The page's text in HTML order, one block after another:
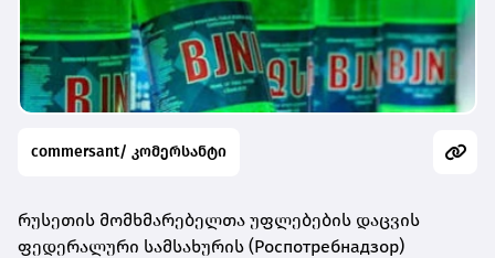
commersant/ კომერსანტი
რუსეთის მომხმარებელთა უფლებების დაცვის
ფედერალური სამსახურის (Роспотребнадзор)